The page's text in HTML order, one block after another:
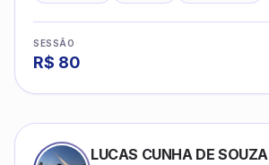
SESSÃO
R$ 80
LUCAS CUNHA DE SOUZA